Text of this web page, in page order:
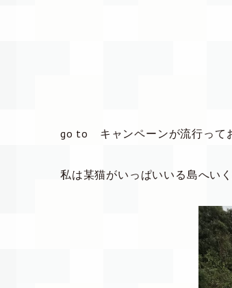
go to キャンペーンが流行って
私は某猫がいっぱいいる島へい